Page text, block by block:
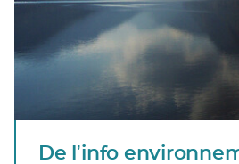
De lʼinfo